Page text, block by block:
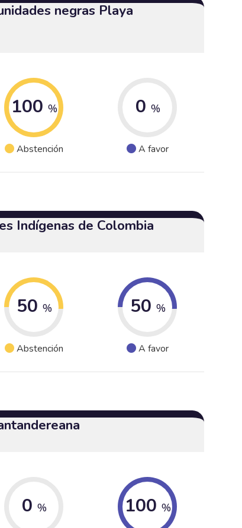
negras Playa
100 %
Abstención
0 %
A favor
Indígenas de Colombia
50 %
Abstención
50 %
A favor
0 % 100 %